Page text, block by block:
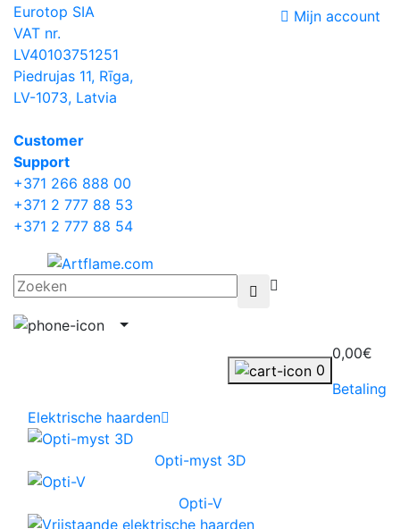
Eurotop SIA
VAT nr.
LV40103751251
Piedrujas 11, Rīga,
LV-1073, Latvia
Сustomer
Support
+371 266 888 00
+371 2 777 88 53
+371 2 777 88 54
Mijn account
0
0,00€
Betaling
Elektrische haarden
Opti-myst 3D
Opti-V